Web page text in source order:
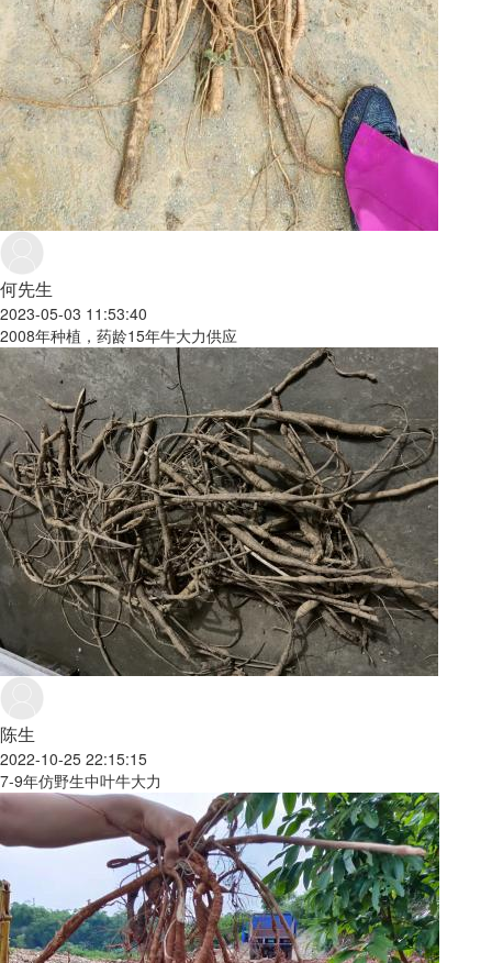
何先生
2023-05-03 11:53:40
2008年种植，药龄15年牛大力供应
陈生
2022-10-25 22:15:15
7-9年仿野生中叶牛大力